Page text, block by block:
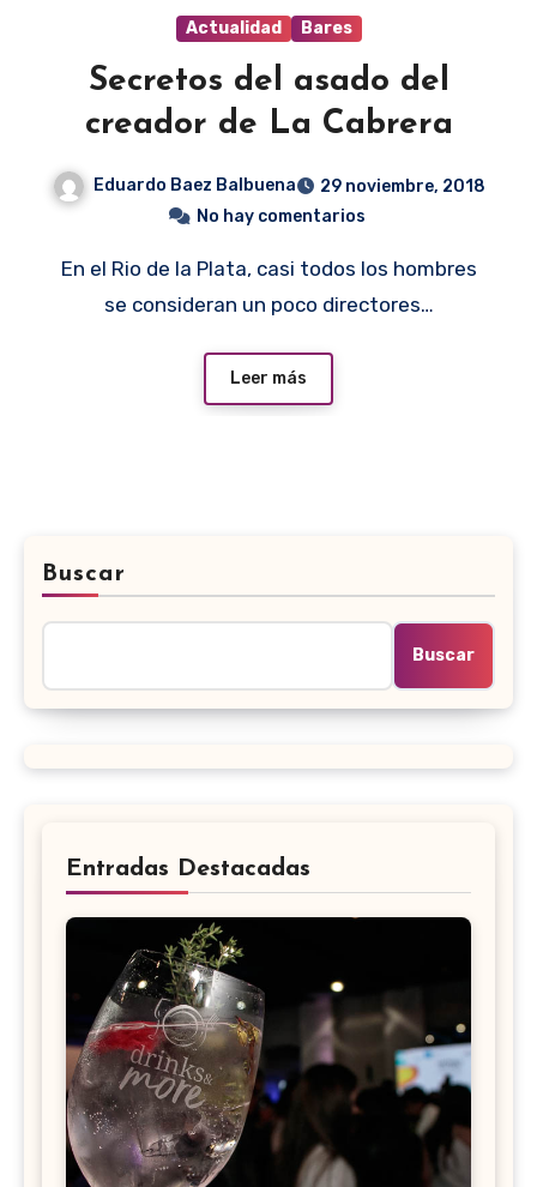
Actualidad Bares
Secretos del asado del
creador de La Cabrera
Eduardo Baez Balbuena
29 noviembre, 2018
No hay comentarios
En el Rio de la Plata, casi todos los hombres
se consideran un poco directores…
Leer más
Buscar
Buscar
Entradas Destacadas